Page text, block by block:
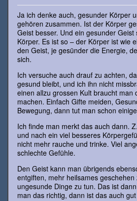
Ja ich denke auch, gesunder Körper
gehören zusammen. Ist der Körper
Geist besser. Und ein gesunder
Körper. Es ist so – der Körper ist wie
den Geist, je gesünder die Energie,
sich.
Ich versuche auch drauf zu achten,
gesund bleibt, und ich ihn nicht
einen allzu grossen Kult braucht man
machen. Einfach Gifte meiden,
Bewegung, dann tut man schon
Ich finde man merkt das auch dann.
und nach ein viel besseres
nicht mehr rauche und trinke. Viel
schlechte Gefühle.
Den Geist kann man übrigends
entgiften, mehr heilsames
ungesunde Dinge zu tun. Das ist
man das richtig, dann ist das auch